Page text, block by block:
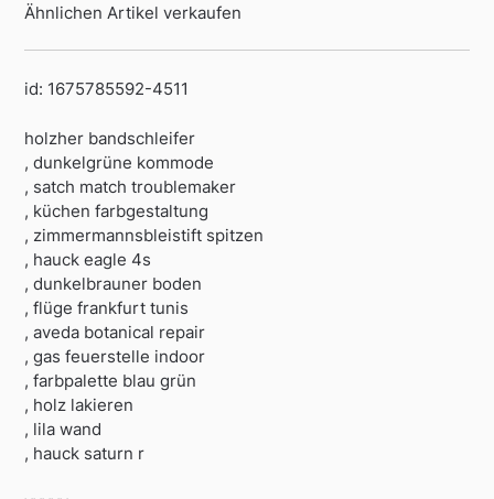
Ähnlichen Artikel verkaufen
id: 1675785592-4511
holzher bandschleifer
, dunkelgrüne kommode
, satch match troublemaker
, küchen farbgestaltung
, zimmermannsbleistift spitzen
, hauck eagle 4s
, dunkelbrauner boden
, flüge frankfurt tunis
, aveda botanical repair
, gas feuerstelle indoor
, farbpalette blau grün
, holz lakieren
, lila wand
, hauck saturn r